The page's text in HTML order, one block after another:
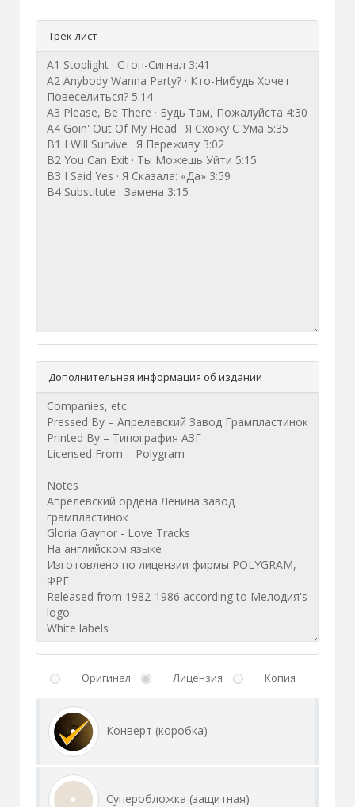
Трек-лист
Дополнительная информация об издании
Оригинал Лицензия Копия
Конверт (коробка)
Суперобложка (защитная)